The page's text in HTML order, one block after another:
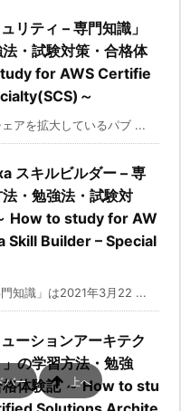
リティ – 専門知識」
・試験対策・合格体
for AWS Certifie
～
アを拡大しているパブ ...
スキルビルダー – 専
・勉強法・試験対
How to study for AW
Skill Builder – Special
知識」は2021年3月22 ...
ーションアーキテク
の学習方法・勉強
格体験記 ～ How to stu
バー 上へ